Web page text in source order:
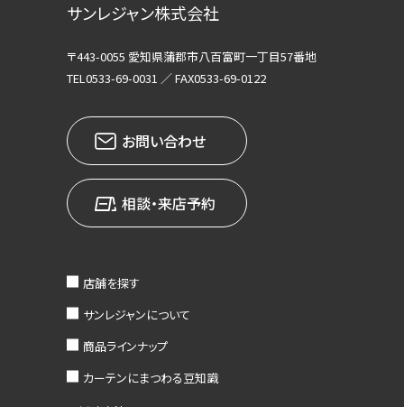
サンレジャン株式会社
〒443-0055 愛知県蒲郡市八百富町一丁目57番地
TEL0533-69-0031 ／ FAX0533-69-0122
お問い合わせ
相談・来店予約
店舗を探す
サンレジャンについて
商品ラインナップ
カーテンにまつわる豆知識